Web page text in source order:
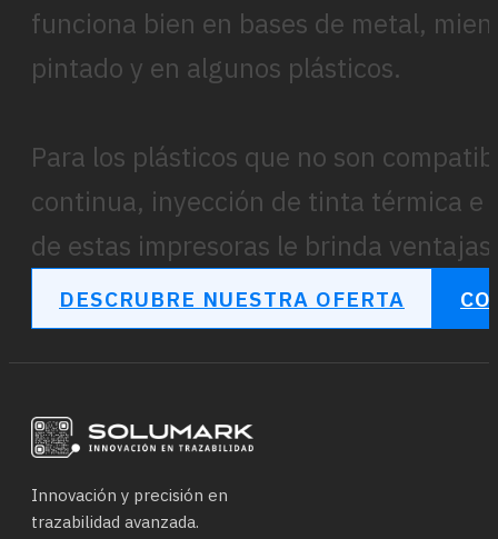
funciona bien en bases de metal,
pintado y en algunos plásticos.
Para los plásticos que no son
continua, inyección de tinta térmica e
de estas impresoras le brinda
DESCRUBRE NUESTRA OFERTA
Innovación y precisión en
trazabilidad avanzada.